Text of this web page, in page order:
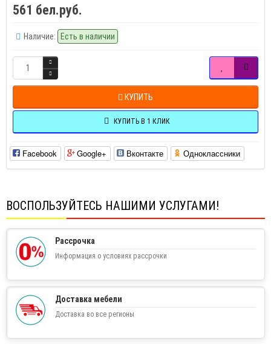
561 бел.руб.
Наличие: Есть в наличии
КУПИТЬ
КУПИТЬ В 1 КЛИК
Facebook Google+ Вконтакте Одноклассники
ВОСПОЛЬЗУЙТЕСЬ НАШИМИ УСЛУГАМИ!
Рассрочка
Информация о условиях рассрочки
Доставка мебели
Доставка во все регионы